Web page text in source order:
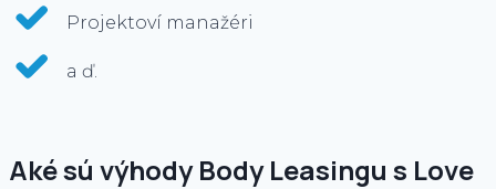
Projektoví manažéri
a ď.
Aké sú výhody Body Leasingu s Love